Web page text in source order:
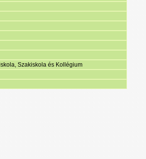
Szakiskola és Kollégium